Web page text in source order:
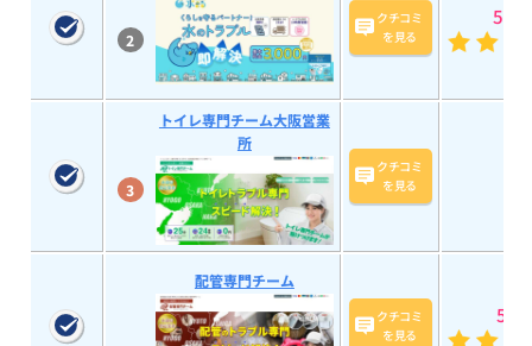
2
クチコミ
を見る
5
3
トイレ専門チーム大阪営業
所
クチコミ
を見る
配管専門チーム
クチコミ
を見る
5